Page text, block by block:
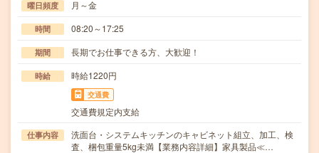
曜日頻度 月～金
時間 08:20～17:25
期間 長期でお仕事できる方、大歓迎！
時給 時給1220円
交通費
交通費規定内支給
仕事内容
洗面台・システムキッチンのキャビネット組立、加工、検
査、梱包重量5kg未満【業務内容詳細】家具製品≪…